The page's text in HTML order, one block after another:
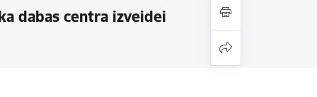
dabas centra izveidei